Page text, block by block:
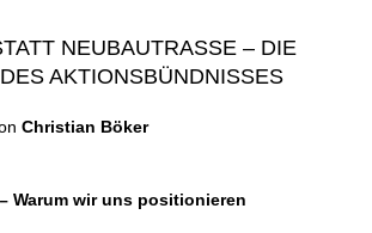
NEUBAUTRASSE – DIE
AKTIONSBÜNDNISSES
Christian Böker
Warum wir uns positionieren